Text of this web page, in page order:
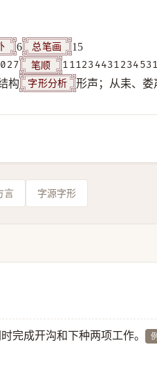
6 总笔画 15
笔顺 111234431234531
构 字形分析 形声；从耒、娄
言 字源字形
完成开沟和下种两项工作。